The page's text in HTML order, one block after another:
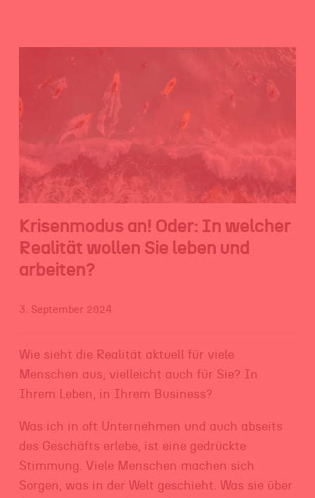
Krisenmodus an! Oder: In welcher
Realität wollen Sie leben und
arbeiten?
3. September 2024
Wie sieht die Realität aktuell für viele
Menschen aus, vielleicht auch für Sie? In
Ihrem Leben, in Ihrem Business?
Was ich in oft Unternehmen und auch abseits
des Geschäfts erlebe, ist eine gedrückte
Stimmung. Viele Menschen machen sich
Sorgen, was in der Welt geschieht. Was sie über